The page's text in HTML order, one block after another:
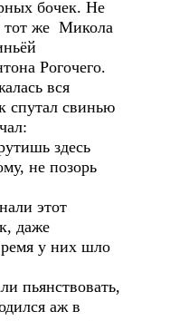
бочек. Не
тот же Микола
Рогочего.
вся
спутал свинью
здесь
не позорь
этот
даже
у них шло
пьянствовать,
аж в